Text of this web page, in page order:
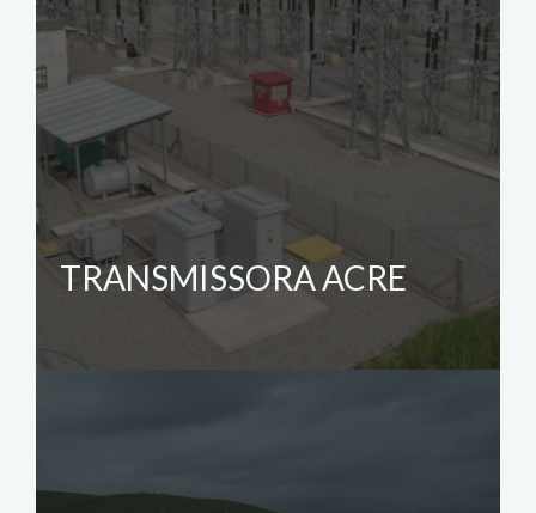
TRANSMISSORA ACRE